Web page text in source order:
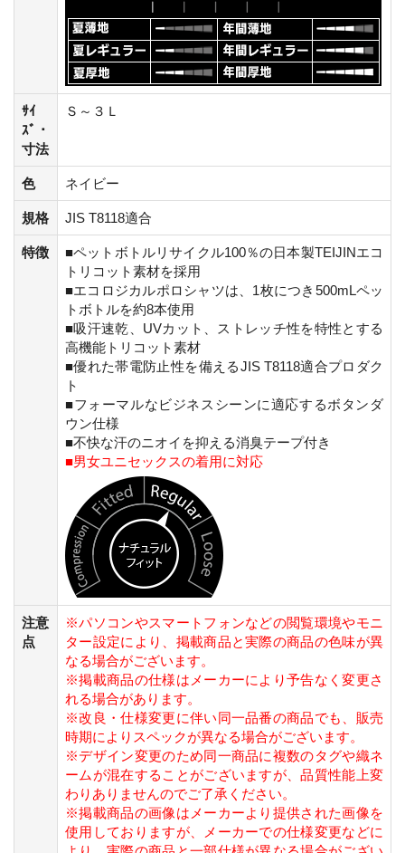
ｻｲ
ｽﾞ・
寸法
Ｓ～３Ｌ
色 ネイビー
規格 JIS T8118適合
特徴
■ペットボトルリサイクル100％の日本製TEIJINエコ
トリコット素材を採用
■エコロジカルポロシャツは、1枚につき500mLペッ
トボトルを約8本使用
■吸汗速乾、UVカット、ストレッチ性を特性とする
高機能トリコット素材
■優れた帯電防止性を備えるJIS T8118適合プロダク
ト
■フォーマルなビジネスシーンに適応するボタンダ
ウン仕様
■不快な汗のニオイを抑える消臭テープ付き
■男女ユニセックスの着用に対応
注意
点
※パソコンやスマートフォンなどの閲覧環境やモニ
ター設定により、掲載商品と実際の商品の色味が異
なる場合がございます。
※掲載商品の仕様はメーカーにより予告なく変更さ
れる場合があります。
※改良・仕様変更に伴い同一品番の商品でも、販売
時期によりスペックが異なる場合がございます。
※デザイン変更のため同一商品に複数のタグや織ネ
ームが混在することがございますが、品質性能上変
わりありませんのでご了承ください。
※掲載商品の画像はメーカーより提供された画像を
使用しておりますが、メーカーでの仕様変更などに